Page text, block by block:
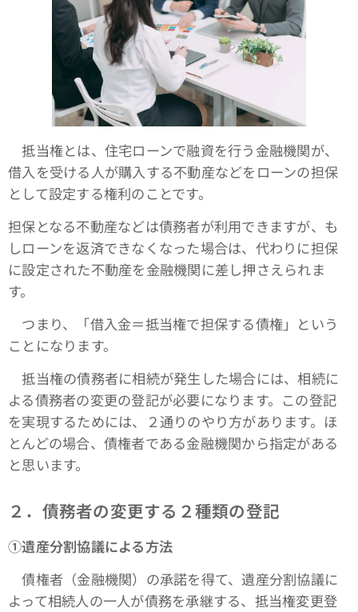
抵当権とは、住宅ローンで融資を行う金融機関が、
借入を受ける人が購入する不動産などをローンの担保
として設定する権利のことです。
担保となる不動産などは債務者が利用できますが、も
しローンを返済できなくなった場合は、代わりに担保
に設定された不動産を金融機関に差し押さえられま
す。
つまり、「借入金＝抵当権で担保する債権」という
ことになります。
抵当権の債務者に相続が発生した場合には、相続に
よる債務者の変更の登記が必要になります。この登記
を実現するためには、２通りのやり方があります。ほ
とんどの場合、債権者である金融機関から指定がある
と思います。
２．債務者の変更する２種類の登記
①遺産分割協議による方法
債権者（金融機関）の承諾を得て、遺産分割協議に
よって相続人の一人が債務を承継する、抵当権変更登